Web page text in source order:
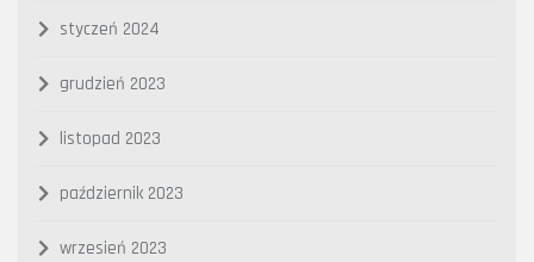
styczeń 2024
grudzień 2023
listopad 2023
październik 2023
wrzesień 2023